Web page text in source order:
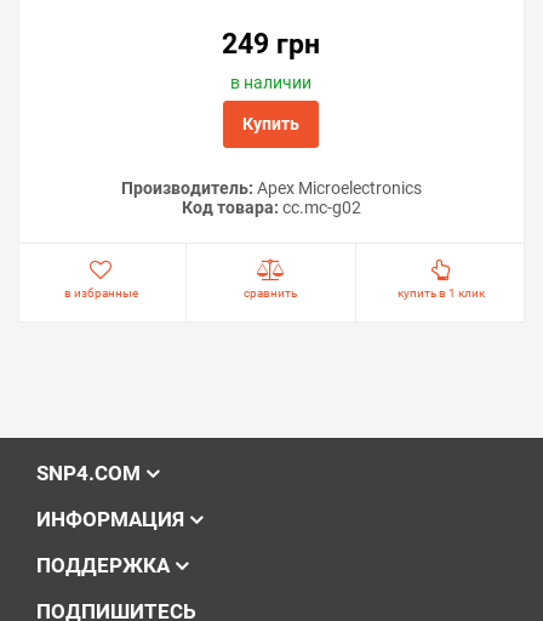
249 грн
в наличии
Купить
Производитель: Apex Microelectronics
Код товара: cc.mc-g02
в избранные сравнить купить в 1 клик
SNP4.COM
ИНФОРМАЦИЯ
ПОДДЕРЖКА
ПОДПИШИТЕСЬ